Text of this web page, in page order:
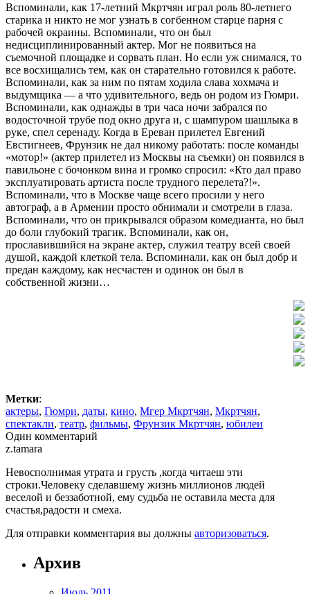
Вспоминали, как 17-летний Мкртчян играл роль 80-летнего
старика и никто не мог узнать в согбенном старце парня с
рабочей окраины. Вспоминали, что он был
недисциплинированный актер. Мог не появиться на
съемочной площадке и сорвать план. Но если уж снимался, то
все восхищались тем, как он старательно готовился к работе.
Вспоминали, как за ним по пятам ходила слава хохмача и
выдумщика — а что удивительного, ведь он родом из Гюмри.
Вспоминали, как однажды в три часа ночи забрался по
водосточной трубе под окно друга и, с шампуром шашлыка в
руке, спел серенаду. Когда в Ереван прилетел Евгений
Евстигнеев, Фрунзик не дал никому работать: после команды
«мотор!» (актер прилетел из Москвы на съемки) он появился в
павильоне с бочонком вина и громко спросил: «Кто дал право
эксплуатировать артиста после трудного перелета?!».
Вспоминали, что в Москве чаще всего просили у него
автограф, а в Армении просто обнимали и смотрели в глаза.
Вспоминали, что он прикрывался образом комедианта, но был
до боли глубокий трагик. Вспоминали, как он,
прославившийся на экране актер, служил театру всей своей
душой, каждой клеткой тела. Вспоминали, как он был добр и
предан каждому, как несчастен и одинок он был в
собственной жизни…
Метки:
актеры, Гюмри, даты, кино, Мгер Мкртчян, Мкртчян,
спектакли, театр, фильмы, Фрунзик Мкртчян, юбилеи
Один комментарий
z.tamara
Невосполнимая утрата и грусть ,когда читаеш эти
строки.Человеку сделавшему жизнь миллионов людей
веселой и беззаботной, ему судьба не оставила места для
счастья,радости и смеха.
Для отправки комментария вы должны авторизоваться.
Архив